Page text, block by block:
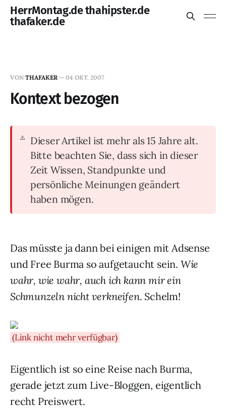
HerrMontag.de thahipster.de
thafaker.de
VON THAFAKER — 04 OKT. 2007
Kontext bezogen
Dieser Artikel ist mehr als 15 Jahre alt.
Bitte beachten Sie, dass sich in dieser
Zeit Wissen, Standpunkte und
persönliche Meinungen geändert
haben mögen.
Das müsste ja dann bei einigen mit Adsense
und Free Burma so aufgetaucht sein. Wie
wahr, wie wahr, auch ich kann mir ein
Schmunzeln nicht verkneifen. Schelm!
(Link nicht mehr verfügbar)
Eigentlich ist so eine Reise nach Burma,
gerade jetzt zum Live-Bloggen, eigentlich
recht Preiswert.